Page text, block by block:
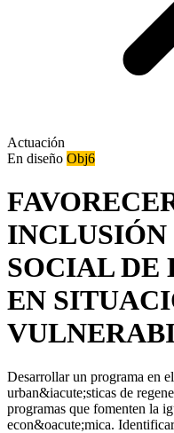
Actuación
En diseño Obj6
INCLUSIÓN
SOCIAL DE
EN
Desarrollar un programa en
urban&iacute;sticas de
programas que fomenten la
econ&oacute;mica.